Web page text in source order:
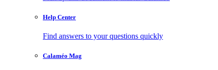
Help Center
Find answers to your questions quickly
Calaméo Mag